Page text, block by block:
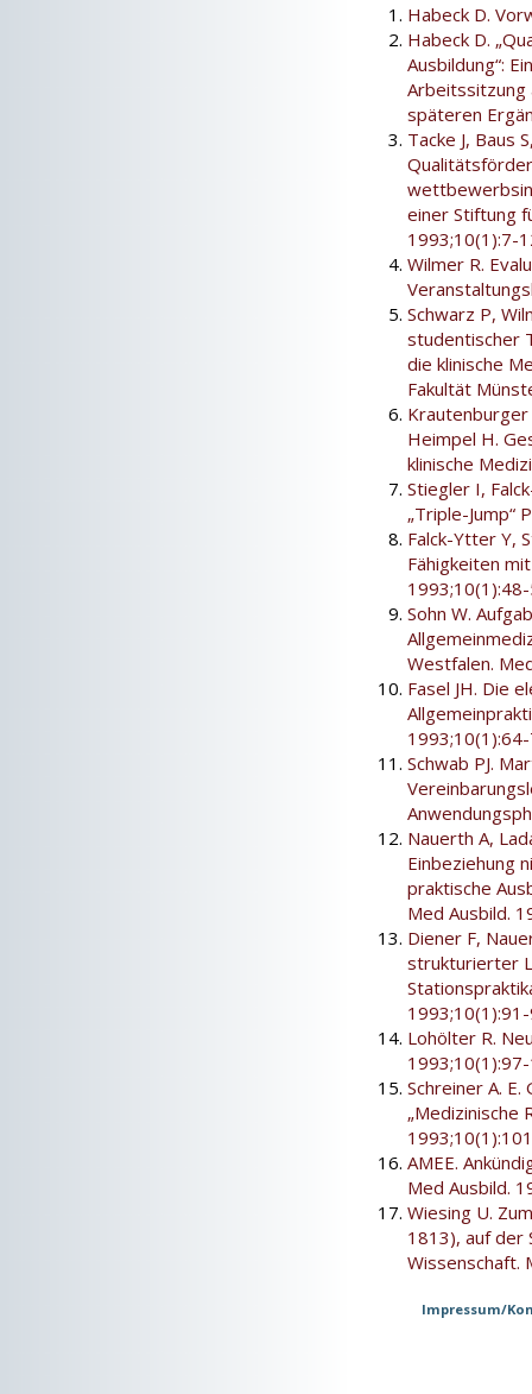
Habeck D.
Habeck D.
Ausbildung“:
Arbeitssitzung
späteren
Tacke J, Baus
einer Stiftung
1993;10(1):7-
Wilmer R.
Schwarz P,
studentischer
die klinische
Fakultät
Krautenburger
Heimpel H.
klinische
Stiegler I,
„Triple-Jump“
Falck-Ytter Y,
Fähigkeiten
Sohn W.
Westfalen.
Fasel JH. Die
Schwab PJ.
Nauerth A,
Einbeziehung
praktische
Med Ausbild.
Diener F,
strukturierter
Lohölter R.
Schreiner A.
„Medizinische
AMEE.
Med Ausbild.
Wiesing U.
1813), auf der
Wissenschaft.
Impressum/